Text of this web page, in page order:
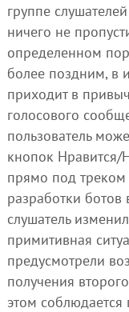
группе
ничего не
определенном
более поздним, в
приходит в
голосового
пользователь
кнопок Нравится/
прямо под
разработки ботов
слушатель
примитивная
предусмотрели
получения
этом соблюдается